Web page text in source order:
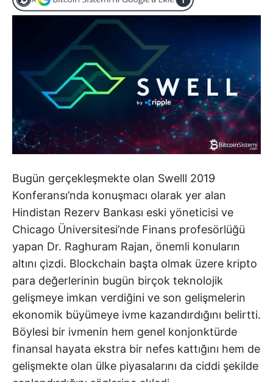
Bugün gerçekleşmekte olan Swelll 2019
Konferansı’nda konuşmacı olarak yer alan
Hindistan Rezerv Bankası eski yöneticisi ve
Chicago Üniversitesi’nde Finans profesörlüğü
yapan Dr. Raghuram Rajan, önemli konuların
altını çizdi. Blockchain başta olmak üzere kripto
para değerlerinin bugün birçok teknolojik
gelişmeye imkan verdiğini ve son gelişmelerin
ekonomik büyümeye ivme kazandırdığını belirtti.
Böylesi bir ivmenin hem genel konjonktürde
finansal hayata ekstra bir nefes kattığını hem de
gelişmekte olan ülke piyasalarını da ciddi şekilde